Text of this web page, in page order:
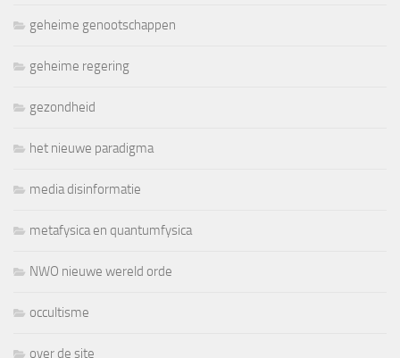
geheime genootschappen
geheime regering
gezondheid
het nieuwe paradigma
media disinformatie
metafysica en quantumfysica
NWO nieuwe wereld orde
occultisme
over de site